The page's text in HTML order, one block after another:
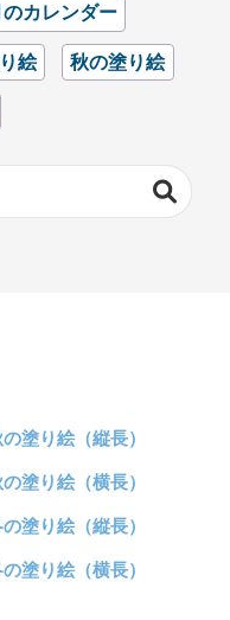
カレンダー
絵 秋の塗り絵
塗り絵（縦長）
塗り絵（横長）
塗り絵（縦長）
塗り絵（横長）